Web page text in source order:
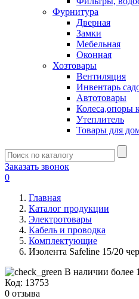
Фурнитура
Дверная
Замки
Мебельная
Оконная
Хозтовары
Вентиляция
Инвентарь
Автотовары
Колеса,опоры
Утеплитель
Товары для
Заказать звонок
0
Главная
Каталог продукции
Электротовары
Кабель и проводка
Комплектующие
Изолента Safeline 15/20
В наличии более
Код: 13753
0 отзыва